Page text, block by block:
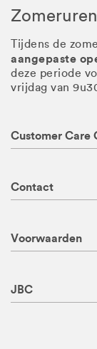
Tijdens de
aangepaste
deze periode
vrijdag van
Customer Care
Contact
Voorwaarden
JBC